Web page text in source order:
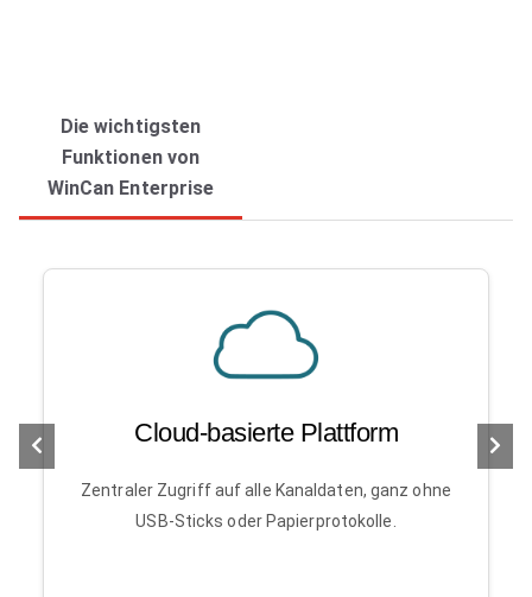
Die wichtigsten
Funktionen von
WinCan Enterprise
Cloud-basierte Plattform
Zentraler Zugriff auf alle Kanaldaten, ganz ohne
USB-Sticks oder Papierprotokolle.